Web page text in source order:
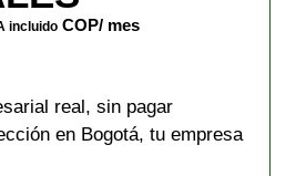
incluidoCOP/ mes
real, sin pagar
en Bogotá, tu empresa